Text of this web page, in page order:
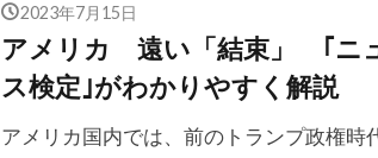
2023年7月15日
アメリカ 遠い「結束」 ｢ニ
ス検定｣がわかりやすく解説
アメリカ国内では、前のトランプ政権時